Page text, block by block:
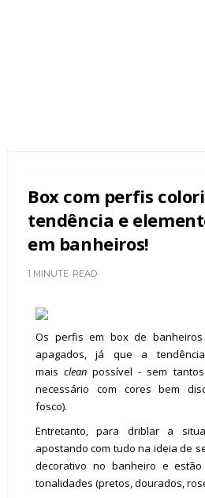
Box com perfis
tendência e
em banheiros!
1 MINUTE READ
Os perfis em box de banheiros
apagados, já que a
maisclean possível - sem
necessário com cores bem
fosco).
Entretanto, para driblar a
apostando com tudo na ideia de
decorativo no banheiro e
tonalidades (pretos, dourados,